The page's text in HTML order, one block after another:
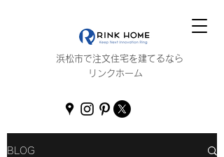
浜松市で注文住宅を建てるなら
リンクホーム
BLOG